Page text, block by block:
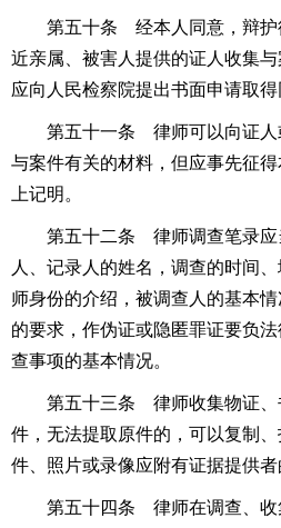
第五十条 经本人同意，辩护
近亲属、被害人提供的证人收集
应向人民检察院提出书面申请取得
第五十一条 律师可以向证人
与案件有关的材料，但应事先征
上记明。
第五十二条 律师调查笔录应
人、记录人的姓名，调查的时间
师身份的介绍，被调查人的基本
的要求，作伪证或隐匿罪证要负
查事项的基本情况。
第五十三条 律师收集物证、
件，无法提取原件的，可以复制
件、照片或录像应附有证据提供者
第五十四条 律师在调查、收